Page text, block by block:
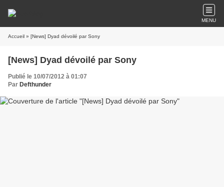
MENU
Accueil » [News] Dyad dévoilé par Sony
[News] Dyad dévoilé par Sony
Publié le 10/07/2012 à 01:07
Par Defthunder